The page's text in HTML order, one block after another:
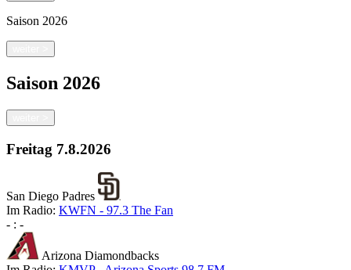
Saison 2026
Saison 2026
Freitag 7.8.2026
San Diego Padres
Im Radio: KWFN - 97.3 The Fan
- : -
Arizona Diamondbacks